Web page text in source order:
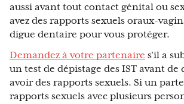
aussi avant tout contact génital ou
avez des rapports sexuels oraux-
digue dentaire pour vous protéger.
Demandez à votre partenaire s'il a
un test de dépistage des IST avant de
avoir des rapports sexuels. Si un
rapports sexuels avec plusieurs